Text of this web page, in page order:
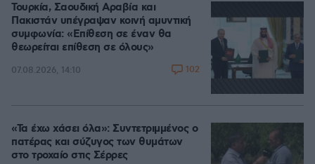
Τουρκία, Σαουδική Αραβία και
Πακιστάν υπέγραψαν κοινή αμυντική
συμφωνία: «Επίθεση σε έναν θα
θεωρείται επίθεση σε όλους»
07.08.2026, 14:10 102
«Τα έχω χάσει όλα»: Συντετριμμένος ο
πατέρας και σύζυγος των θυμάτων
στο τροχαίο στις Σέρρες